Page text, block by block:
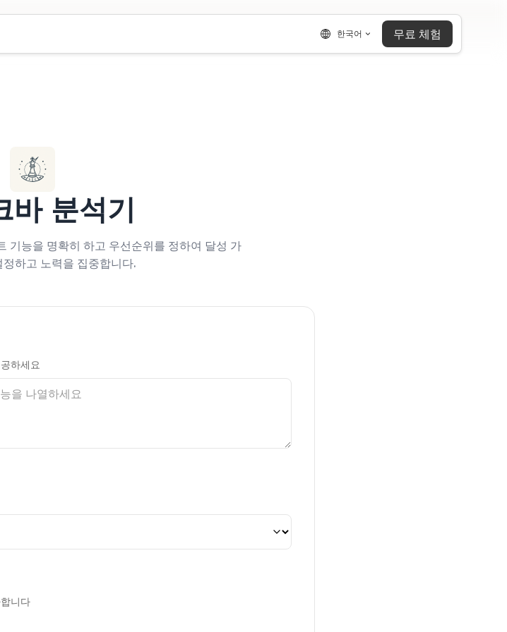
한국어 무료 체험
바 분석기
기능을 명확히 하고 우선순위를 정하여 달성 가
하고 노력을 집중합니다.
하세요
니다